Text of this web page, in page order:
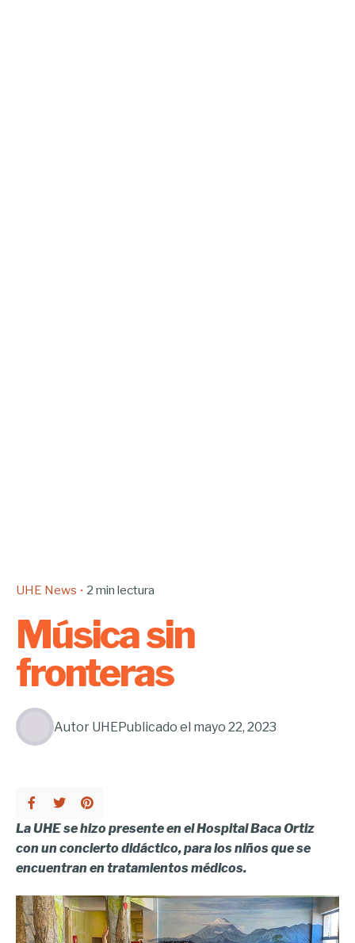
UHE News 2 min lectura
Música sin
fronteras
Autor UHEPublicado el mayo 22, 2023
La UHE se hizo presente en el Hospital Baca Ortiz
con un concierto didáctico, para los niños que se
encuentran en tratamientos médicos.